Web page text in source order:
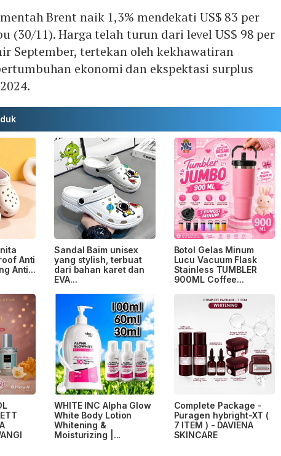
Brent naik 1,3% mendekati US$ 83 per
(30/11). Harga telah turun dari level US$ 98 per
September, tertekan oleh kekhawatiran
ekonomi dan ekspektasi surplus
Anti
Anti...
Sandal Baim unisex
yang stylish, terbuat
dari bahan karet dan
EVA...
Botol Gelas Minum
Lucu Vacuum Flask
Stainless TUMBLER
900ML Coffee...
WHITE INC Alpha Glow
White Body Lotion
Whitening &
Moisturizing |...
Complete Package -
Puragen hybright-XT (
7 ITEM ) - DAVIENA
SKINCARE